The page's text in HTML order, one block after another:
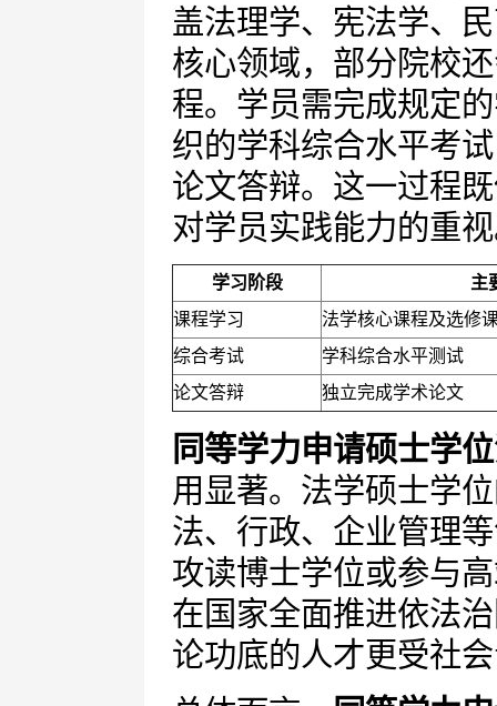
盖法理学、宪法学、
核心领域，部分院校
程。学员需完成规定
织的学科综合水平考
论文答辩。这一过程
对学员实践能力的重
学习阶段
主
课程学习
法学核心课程及选修
综合考试
学科综合水平测试
论文答辩
独立完成学术论文
同等学力申请硕士学
用显著。法学硕士学
法、行政、企业管理
攻读博士学位或参与
在国家全面推进依法
论功底的人才更受社